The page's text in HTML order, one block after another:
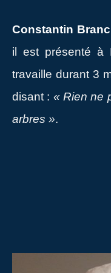
Constantin
il est présenté à
travaille durant 3
disant : « Rien ne
arbres ».